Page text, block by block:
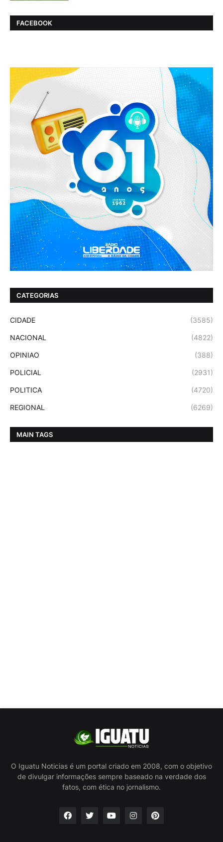
FACEBOOK
CATEGORIAS
CIDADE (3585)
NACIONAL (4822)
OPINIAO (388)
POLICIAL (2931)
POLITICA (4720)
REGIONAL (6269)
MAIN TAGS
O Iguatu Noticias é um portal criado em 2008, com o objetivo
de divulgar informações sempre baseado na verdade dos
fatos, com ética no jornalismo.